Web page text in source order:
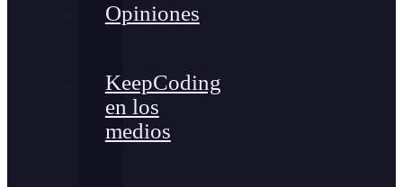
Opiniones
KeepCoding
en los
medios